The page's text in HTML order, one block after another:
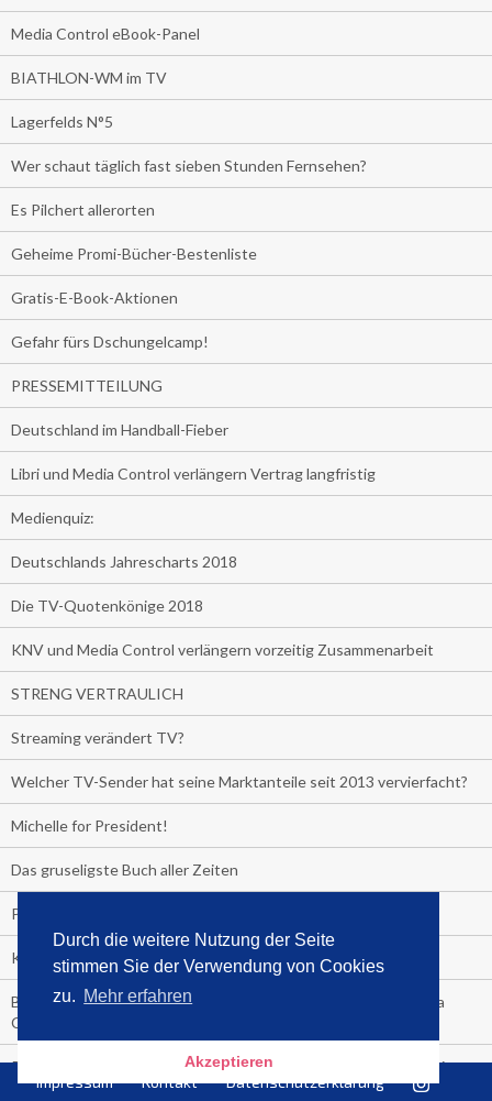
Durch die weitere Nutzung der Seite
stimmen Sie der Verwendung von Cookies
zu. Mehr erfahren
Akzeptieren
Media Control eBook-Panel
BIATHLON-WM im TV
Lagerfelds N°5
Wer schaut täglich fast sieben Stunden Fernsehen?
Es Pilchert allerorten
Geheime Promi-Bücher-Bestenliste
Gratis-E-Book-Aktionen
Gefahr fürs Dschungelcamp!
PRESSEMITTEILUNG
Deutschland im Handball-Fieber
Libri und Media Control verlängern Vertrag langfristig
Medienquiz:
Deutschlands Jahrescharts 2018
Die TV-Quotenkönige 2018
KNV und Media Control verlängern vorzeitig Zusammenarbeit
STRENG VERTRAULICH
Streaming verändert TV?
Welcher TV-Sender hat seine Marktanteile seit 2013 vervierfacht?
Michelle for President!
Das gruseligste Buch aller Zeiten
Promi-Biografien
Kerkeling erhält Spitzenfeder für meistverkauftes Buch
Börsenverein und MVB verlängern vorzeitig Verträge mit Media
Control bis 2024
PocketBook, Ceebo und Umbreit bringen Hörbuch-Downloads in
die Cloud
Impressum Kontakt Datenschutzerklärung